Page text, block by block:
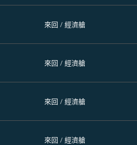
來回 / 經濟艙
來回 / 經濟艙
來回 / 經濟艙
來回 / 經濟艙